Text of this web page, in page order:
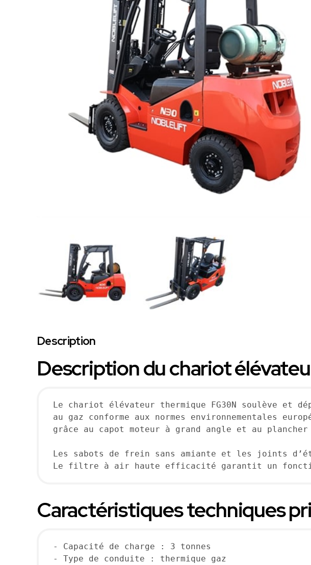
Description
Description du chariot
Le chariot élévateur thermique FG30N soulève et
au gaz conforme aux normes environnementales
grâce au capot moteur à grand angle et au
Les sabots de frein sans amiante et les joints
Le filtre à air haute efficacité garantit un
Caractéristiques techniques
- Capacité de charge : 3 tonnes
- Type de conduite : thermique gaz